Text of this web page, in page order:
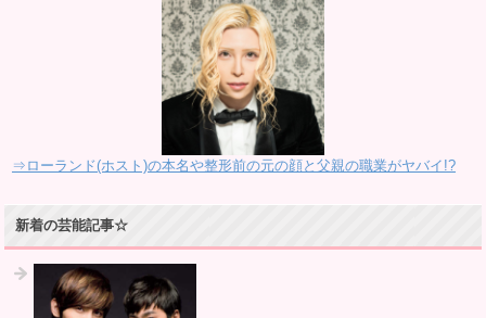
⇒ローランド(ホスト)の本名や整形前の元の顔と父親の職業がヤバイ!?
新着の芸能記事☆